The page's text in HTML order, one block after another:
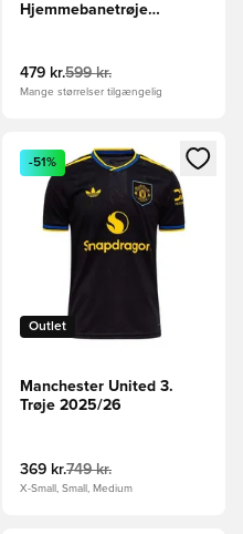
Hjemmebanetrøje
479 kr.599 kr.
Mange størrelser tilgængelig
eller tilmelde dig som
Åbner en Modal til at logge
Outlet
-51%
Manchester United 3.
Trøje 2025/26
369 kr.749 kr.
X-Small, Small, Medium